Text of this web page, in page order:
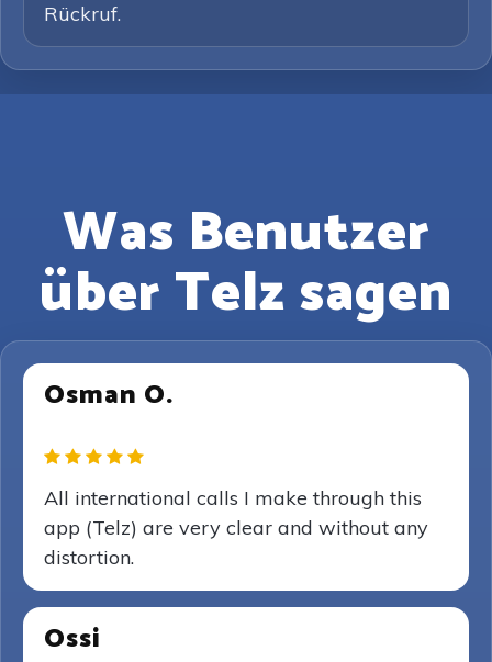
Rückruf.
Was Benutzer
über Telz sagen
Osman O.
All international calls I make through this
app (Telz) are very clear and without any
distortion.
Ossi